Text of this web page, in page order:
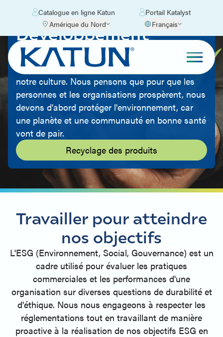
Catalogue en ligne Katun
Portail Katalyst
Amérique du Nord
Français
Développement
Durable
Le respect de l'environnement fait partie de
notre culture. Nous pensons que pour que les
personnes et les organisations prospèrent, nous
devons d'abord protéger l'environnement, car
une planète et une communauté en bonne santé
vont de pair.
Recyclage des produits
Travailler pour atteindre
nos objectifs
L'ESG (Environnement, Social, Gouvernance) est un
cadre utilisé pour évaluer les pratiques
commerciales et les performances d'une
organisation sur diverses questions de durabilité et
d'éthique. Nous nous engageons à respecter les
réglementations tout en travaillant de manière
proactive à la réalisation de nos objectifs ESG en